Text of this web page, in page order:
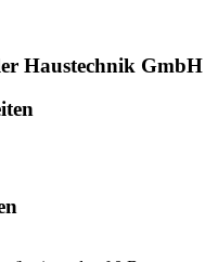
Haustechnik GmbH